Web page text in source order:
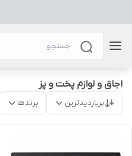
اجاق و لوازم پخت و پز
پربازدیدترین برندها